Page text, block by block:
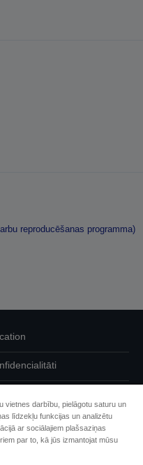
reproducēšanas programma)
saviem datiem
vietnes darbību, pielāgotu saturu un
līdzekļu funkcijas un analizētu
ar sociālajiem plašsaziņas
par to, kā jūs izmantojat mūsu